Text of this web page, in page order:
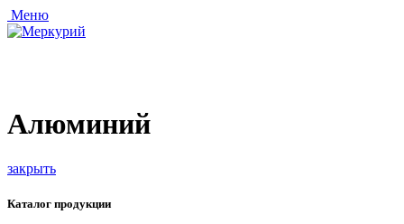
Меню
Алюминий
закрыть
Каталог продукции